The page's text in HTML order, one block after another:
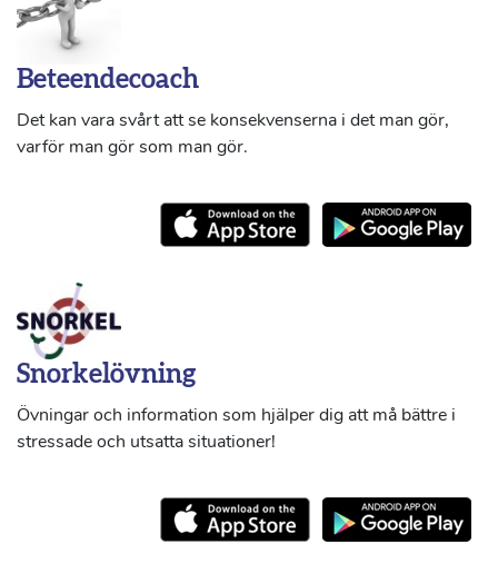
Beteendecoach
Det kan vara svårt att se konsekvenserna i det man gör,
varför man gör som man gör.
Snorkelövning
Övningar och information som hjälper dig att må bättre i
stressade och utsatta situationer!